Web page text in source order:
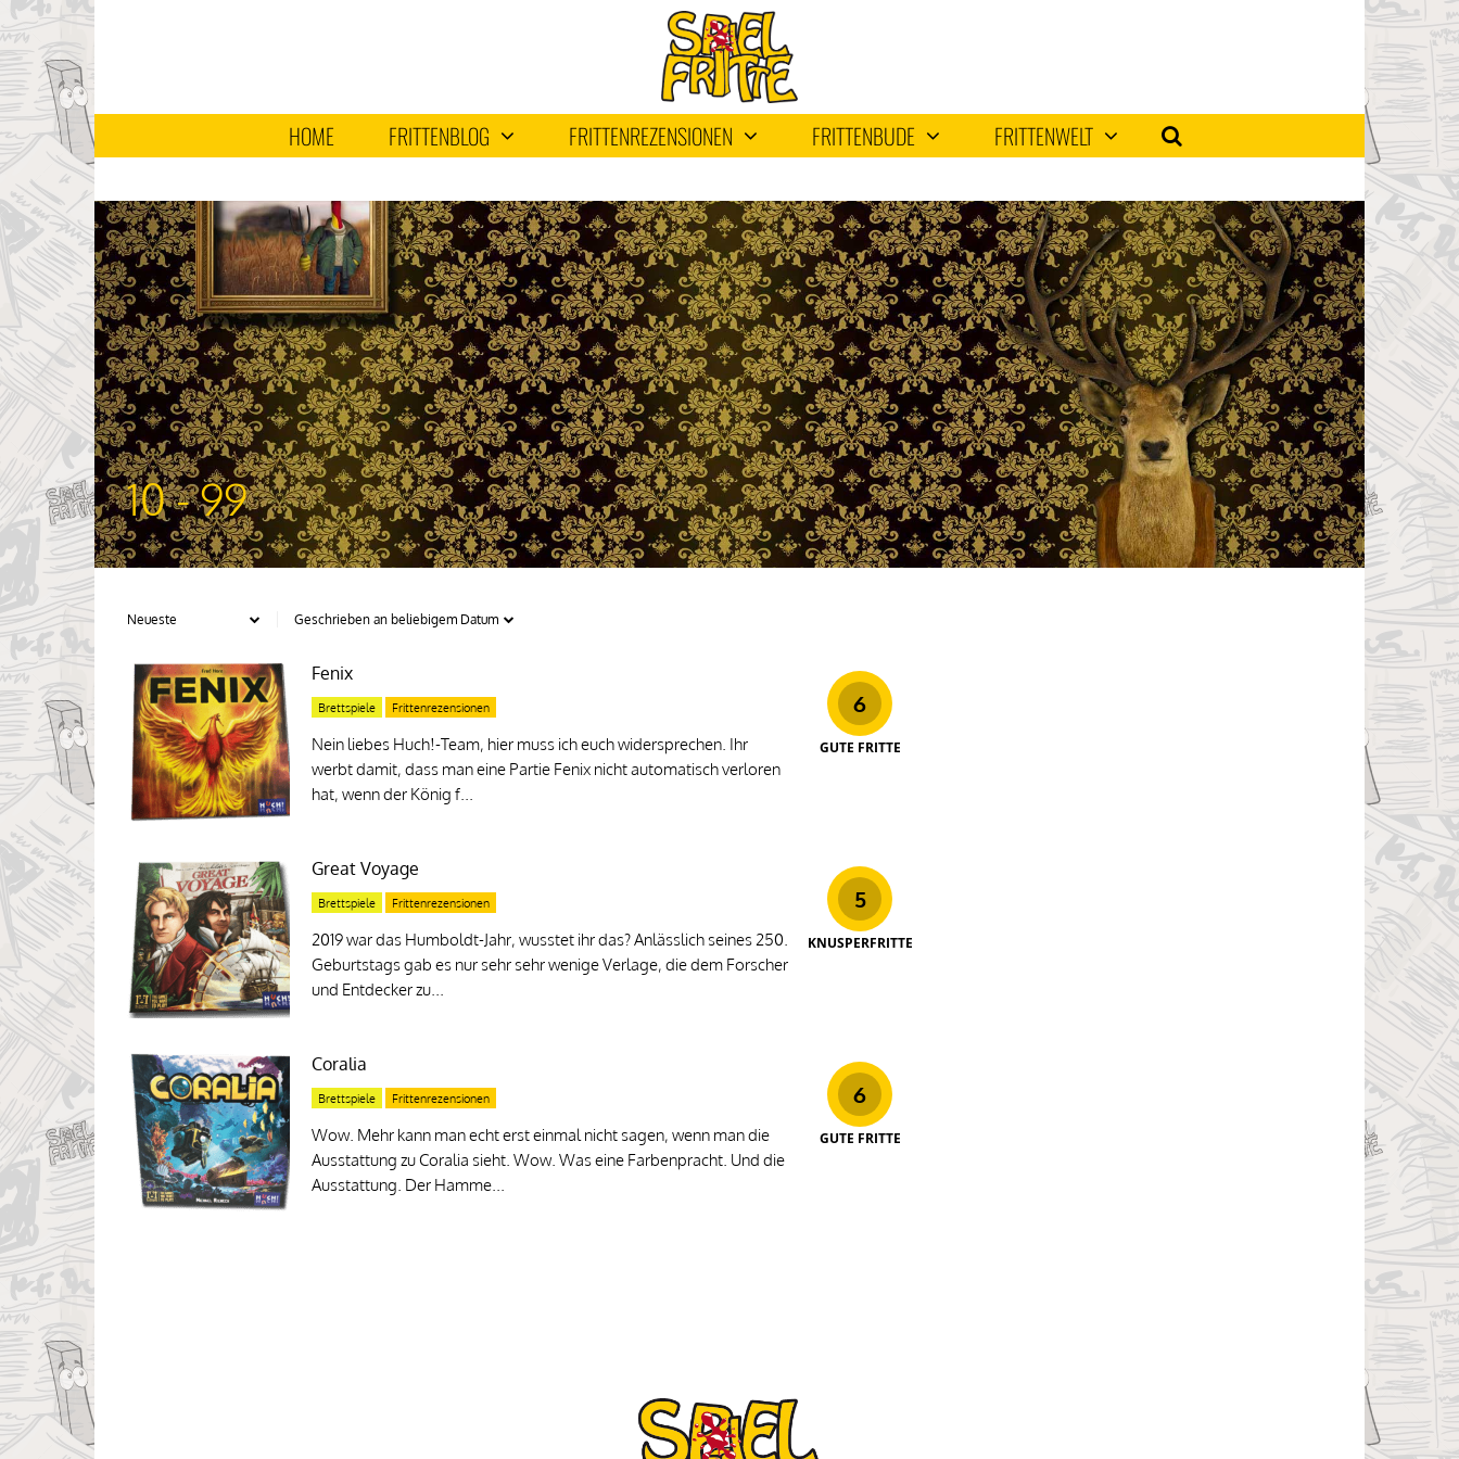
HOME FRITTENBLOG FRITTENREZENSIONEN FRITTENBUDE FRITTENWELT
10 - 99
6
GUTE FRITTE
Fenix
Brettspiele Frittenrezensionen
Nein liebes Huch!-Team, hier muss ich euch widersprechen. Ihr
werbt damit, dass man eine Partie Fenix nicht automatisch verloren
hat, wenn der König f...
5
KNUSPERFRITTE
Great Voyage
Brettspiele Frittenrezensionen
2019 war das Humboldt-Jahr, wusstet ihr das? Anlässlich seines 250.
Geburtstags gab es nur sehr sehr wenige Verlage, die dem Forscher
und Entdecker zu...
6
GUTE FRITTE
Coralia
Brettspiele Frittenrezensionen
Wow. Mehr kann man echt erst einmal nicht sagen, wenn man die
Ausstattung zu Coralia sieht. Wow. Was eine Farbenpracht. Und die
Ausstattung. Der Hamme...